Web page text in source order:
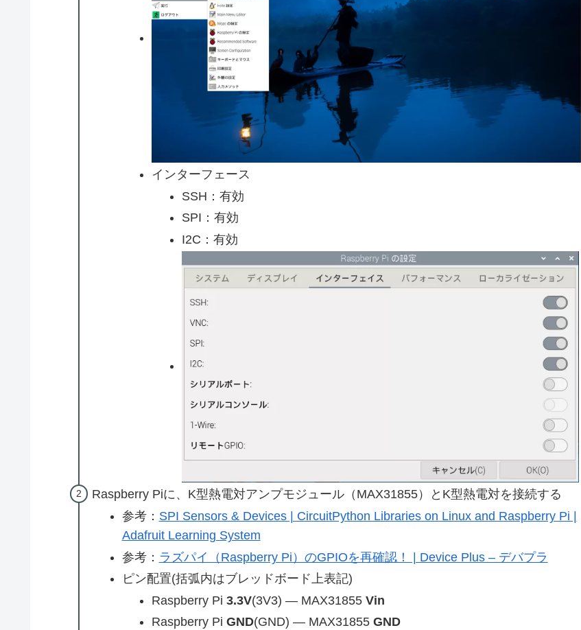
インターフェース
SSH：有効
SPI：有効
I2C：有効
Raspberry Piに、K型熱電対アンプモジュール（MAX31855）とK型熱電対を接続する
参考： SPI Sensors & Devices | CircuitPython Libraries on Linux and Raspberry Pi |
Adafruit Learning System
参考： ラズパイ（Raspberry Pi）のGPIOを再確認！ | Device Plus – デバプラ
ピン配置(括弧内はブレッドボード上表記)
Raspberry Pi3.3V(3V3) — MAX31855Vin
Raspberry PiGND(GND) — MAX31855GND